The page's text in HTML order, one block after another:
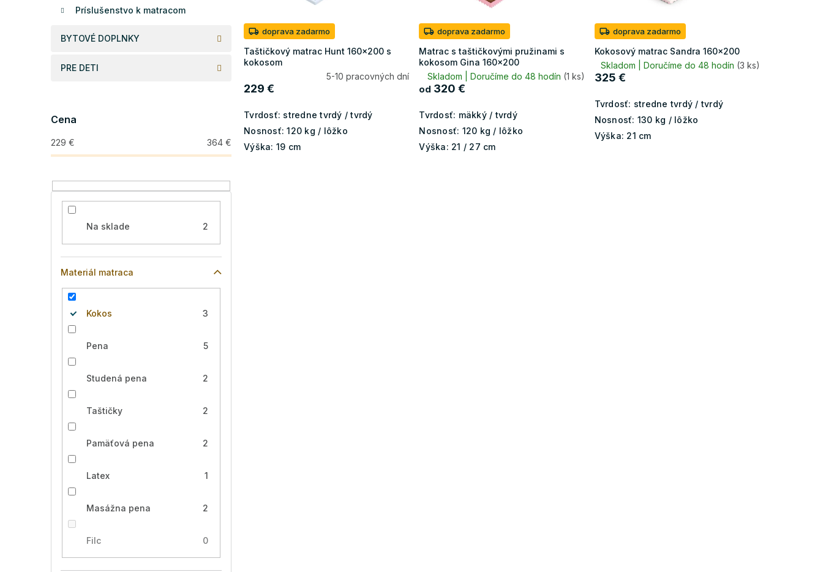
Príslušenstvo k matracom
BYTOVÉ DOPLNKY
PRE DETI
Cena
229 € 364 €
Na sklade 2
Materiál matraca
Kokos 3
Pena 5
Studená pena 2
Taštičky 2
Pamäťová pena 2
Latex 1
Masážna pena 2
Filc 0
o
v
k
t
o
doprava zadarmo
Taštičkový matrac Hunt 160x200 s
kokosom
5-10 pracovných dní
229 €
Tvrdosť: stredne tvrdý / tvrdý
Nosnosť: 120 kg / lôžko
Výška: 19 cm
doprava zadarmo
Matrac s taštičkovými pružinami s
kokosom Gina 160x200
Skladom | Doručíme do 48 hodín (1 ks)
od 320 €
Tvrdosť: mäkký / tvrdý
Nosnosť: 120 kg / lôžko
Výška: 21 / 27 cm
doprava zadarmo
Kokosový matrac Sandra 160x200
Skladom | Doručíme do 48 hodín (3 ks)
325 €
Tvrdosť: stredne tvrdý / tvrdý
Nosnosť: 130 kg / lôžko
Výška: 21 cm